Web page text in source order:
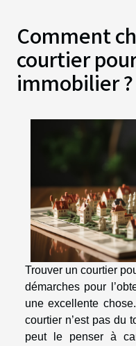
Comment
courtier
immobilier ?
Trouver un courtier
démarches pour
une excellente
courtier n’est pas du
peut le penser à